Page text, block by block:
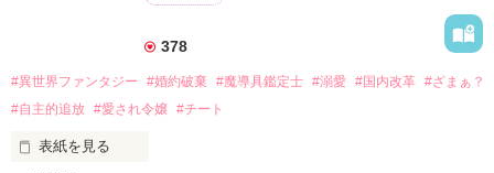
アズフィールへの愛を自覚して──。
(ヒーローside)
お忍び旅の途中で運命の出会いを果たしたアズフィールがメイ
外堀も内堀(？)も全部固めてお妃候補として王宮に招く。
378
#異世界ファンタジー #婚約破棄 #魔導具鑑定士 #溺愛 #国内改革 #ざまぁ？
#自主的追放 #愛され令嬢 #チート
表紙を見る